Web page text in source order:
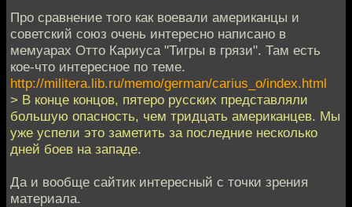
Про сравнение того как воевали американцы и
советский союз очень интересно написано в
мемуарах Отто Кариуса "Тигры в грязи". Там есть
кое-что интересное по теме.
http://militera.lib.ru/memo/german/carius_o/index.html
> В конце концов, пятеро русских представляли
большую опасность, чем тридцать американцев. Мы
уже успели это заметить за последние несколько
дней боев на западе.
Да и вообще сайтик интересный с точки зрения
материала.